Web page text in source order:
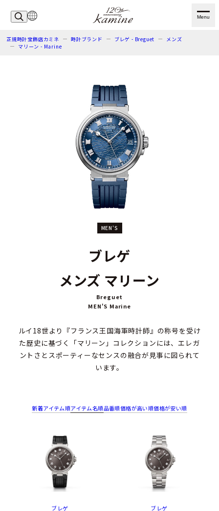
Menu
正規時計宝飾店カミネ 時計ブランド ブレゲ - Breguet
メンズ
マリーン - Marine
MEN'S
ブレゲ
メンズ マリーン
Breguet
MEN'S Marine
ルイ18世より『フランス王国海軍時計師』の称号を受け
た歴史に基づく「マリーン」コレクションには、エレガ
ントさとスポーティーなセンスの融合が見事に図られて
います。
新着アイテム順アイテム名順品番順価格が高い順価格が安い順
ブレゲ ブレゲ